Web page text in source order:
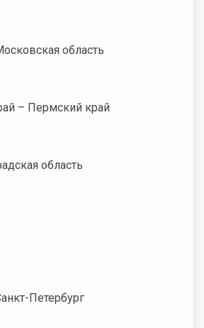
область
– Пермский край
область
Петербург